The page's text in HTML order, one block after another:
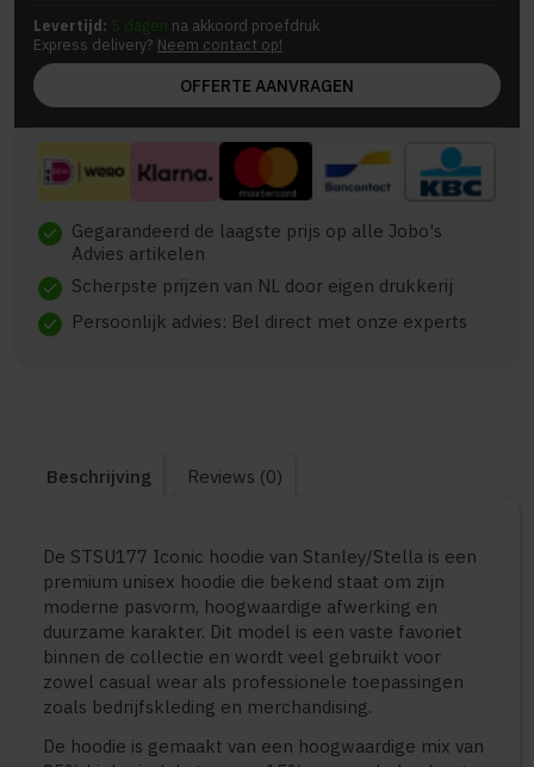
Levertijd: 5 dagen na akkoord proefdruk
Express delivery? Neem contact op!
OFFERTE AANVRAGEN
check Gegarandeerd de laagste prijs op alle Jobo's
Advies artikelen
check Scherpste prijzen van NL door eigen drukkerij
check Persoonlijk advies: Bel direct met onze experts
Beschrijving Reviews (0)
De STSU177 Iconic hoodie van Stanley/Stella is een
premium unisex hoodie die bekend staat om zijn
moderne pasvorm, hoogwaardige afwerking en
duurzame karakter. Dit model is een vaste favoriet
binnen de collectie en wordt veel gebruikt voor
zowel casual wear als professionele toepassingen
zoals bedrijfskleding en merchandising.
De hoodie is gemaakt van een hoogwaardige mix van